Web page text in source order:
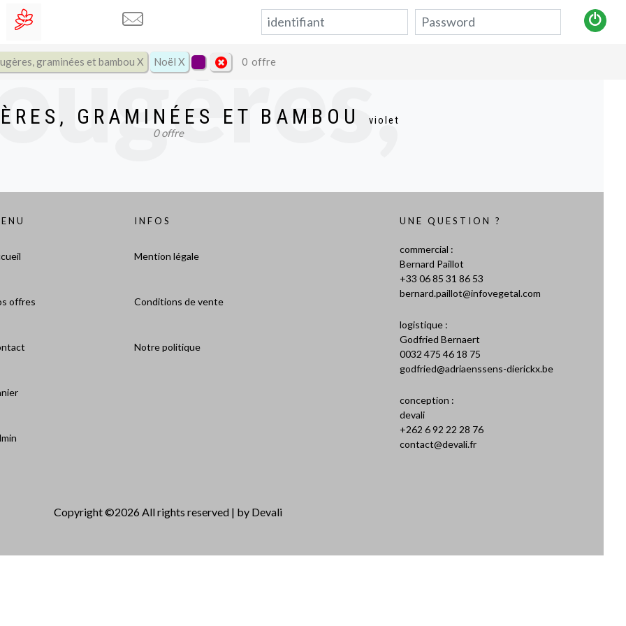
graminées et bambou X Noël X 0 offre
et
violet
GRAMINÉES ET BAMBOU
violet
0offre
offres
INFOS
Mention légale
Conditions de vente
Notre politique
UNE QUESTION ?
commercial :
Bernard Paillot
+33 06 85 31 86 53
bernard.paillot@infovegetal.com
logistique :
Godfried Bernaert
0032 475 46 18 75
godfried@adriaenssens-dierickx.be
conception :
devali
+262 6 92 22 28 76
contact@devali.fr
Copyright ©2026 All rights reserved | by Devali